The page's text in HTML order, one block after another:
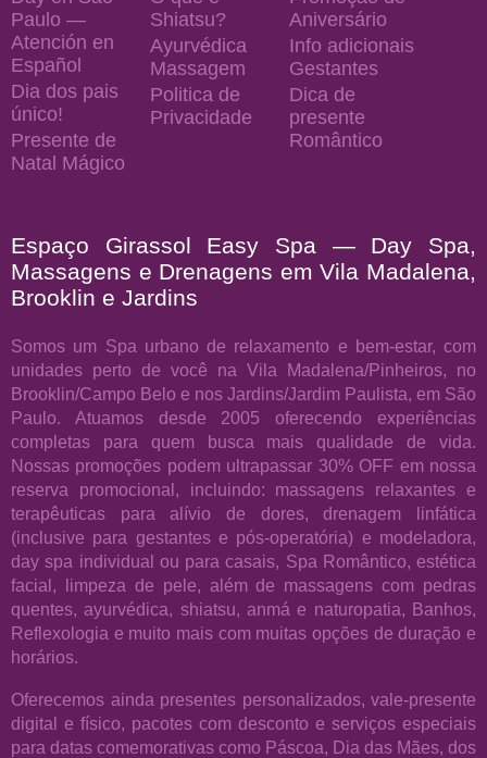
Paulo —
Atención en
Español
Dia dos pais
único!
Presente de
Natal Mágico
Shiatsu?
Ayurvédica
Massagem
Politica de
Privacidade
Aniversário
Info adicionais
Gestantes
Dica de
presente
Romântico
Espaço Girassol Easy Spa — Day Spa,
Massagens e Drenagens em Vila Madalena,
Brooklin e Jardins
Somos um Spa urbano de relaxamento e bem-estar, com
unidades perto de você na Vila Madalena/Pinheiros, no
Brooklin/Campo Belo e nos Jardins/Jardim Paulista, em São
Paulo. Atuamos desde 2005 oferecendo experiências
completas para quem busca mais qualidade de vida.
Nossas promoções podem ultrapassar 30% OFF em nossa
reserva promocional, incluindo: massagens relaxantes e
terapêuticas para alívio de dores, drenagem linfática
(inclusive para gestantes e pós-operatória) e modeladora,
day spa individual ou para casais, Spa Romântico, estética
facial, limpeza de pele, além de massagens com pedras
quentes, ayurvédica, shiatsu, anmá e naturopatia, Banhos,
Reflexologia e muito mais com muitas opções de duração e
horários.
Oferecemos ainda presentes personalizados, vale-presente
digital e físico, pacotes com desconto e serviços especiais
para datas comemorativas como Páscoa, Dia das Mães, dos